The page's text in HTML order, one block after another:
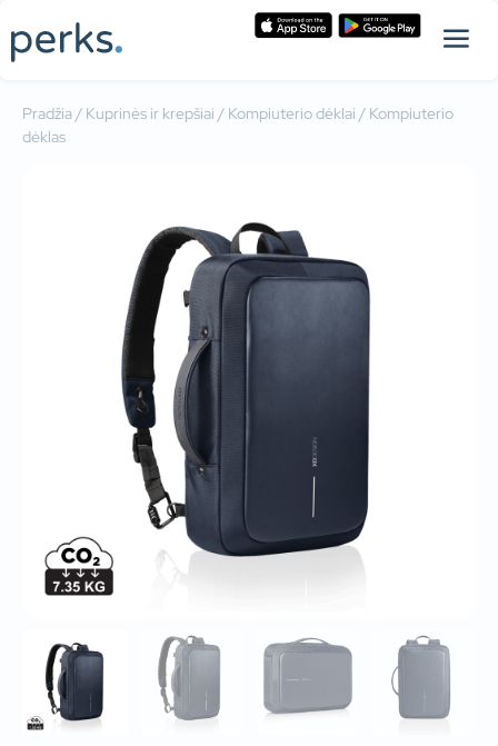
Pradžia/ Kuprinės ir krepšiai / Kompiuterio dėklai / Kompiuterio
dėklas